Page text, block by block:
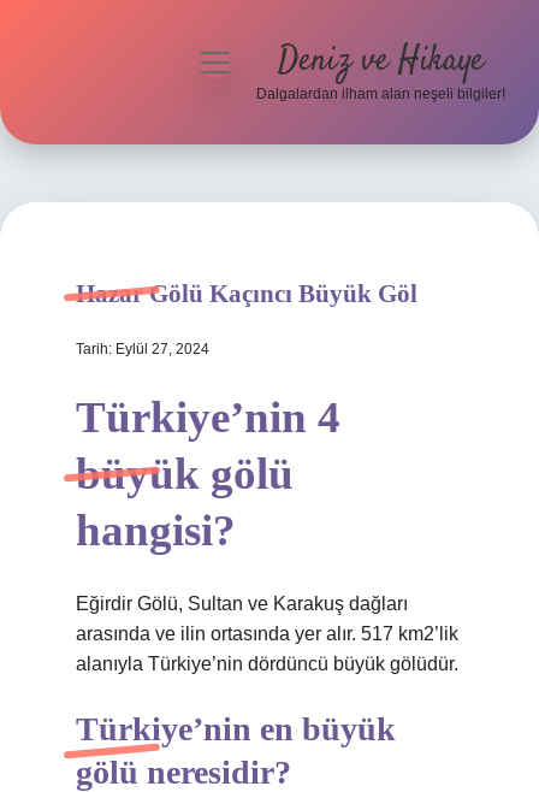
Hakkımızda
menüyü
Deniz ve Hikaye
Dalgalardan ilham alan neşeli bilgiler!
Hazar Gölü Kaçıncı Büyük Göl
Tarih: Eylül 27, 2024
Türkiye’nin 4
büyük gölü
hangisi?
Eğirdir Gölü, Sultan ve Karakuş dağları
arasında ve ilin ortasında yer alır. 517 km2’lik
alanıyla Türkiye’nin dördüncü büyük gölüdür.
Türkiye’nin en büyük
gölü neresidir?